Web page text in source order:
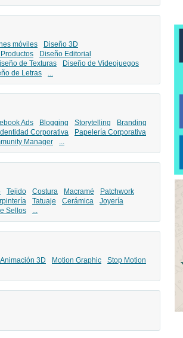
móviles
Diseño 3D
Diseño Editorial
de Texturas
Diseño de Videojuegos
de Letras ...
Ads Blogging Storytelling
Branding
Identidad Corporativa
Papelería Corporativa
Manager ...
Tejido Costura Macramé
Patchwork
Tatuaje Cerámica
Joyería
Sellos ...
Animación 3D Motion Graphic
Stop Motion